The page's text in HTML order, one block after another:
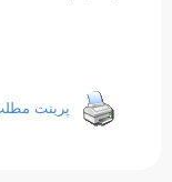
پرینت